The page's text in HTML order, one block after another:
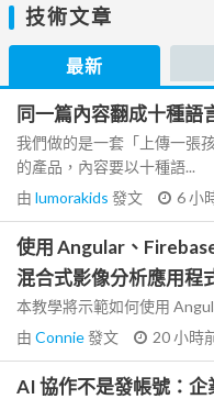
技術文章
最新
同一篇內容翻成十種語
我們做的是一套「上傳一張
的產品，內容要以十種語...
由 lumorakids 發文 6 小
使用 Angular、
混合式影像分析應用程
本教學將示範如何使用
由 Connie發文 20 小時
AI 協作不是發帳號：